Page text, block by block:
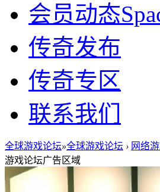
会员动态
传奇发布
传奇专区
联系我们
全球游戏论坛»全球游戏论坛 › 网络
游戏论坛广告区域